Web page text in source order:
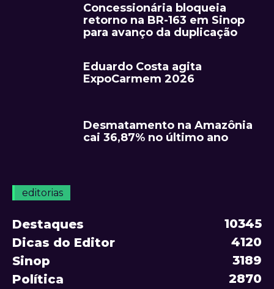
Concessionária bloqueia
retorno na BR-163 em Sinop
para avanço da duplicação
Eduardo Costa agita
ExpoCarmem 2026
Desmatamento na Amazônia
cai 36,87% no último ano
editorias
Destaques
10345
Dicas do Editor
4120
Sinop
3189
Política
2870